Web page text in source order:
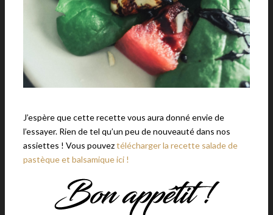
J’espère que cette recette vous aura donné envie de
l’essayer. Rien de tel qu’un peu de nouveauté dans nos
assiettes ! Vous pouveztélécharger la recette salade de
pastèque et balsamique ici !